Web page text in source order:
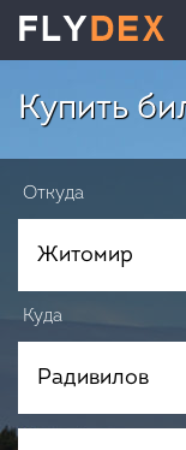
Купить
Откуда
Куда